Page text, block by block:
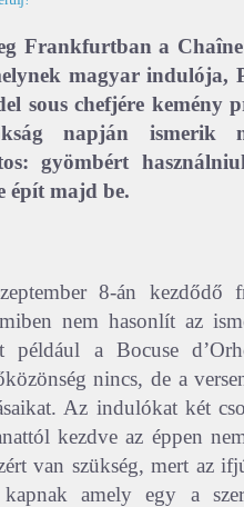
Frankfurtban a
magyar indulója,
sous chefjére kemény
napján ismerik
gyömbért
épít majd be.
8-án kezdődő
nem hasonlít az
például a Bocuse
nincs, de a
Az indulókat két
kezdve az éppen
van szükség, mert az
amely egy a